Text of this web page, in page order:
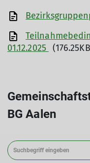
01.12.2025
BG Aalen